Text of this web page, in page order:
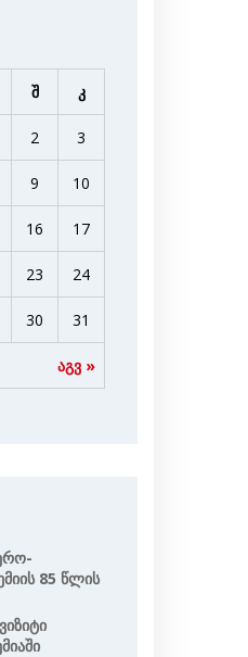
შ კ
აგვ »
2 3
9 10
16 17
23 24
30 31
85 Წლის